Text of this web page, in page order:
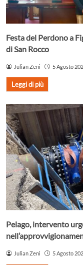
Festa del Perdono a
di San Rocco
Julian Zeni 5 Agosto
Leggi di più
Pelago, intervento
Julian Zeni 5 Agosto